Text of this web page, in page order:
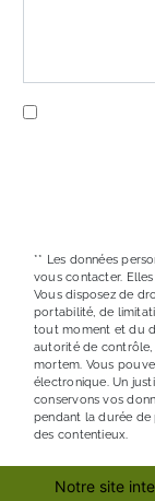
** Les données
vous contacter.
Vous disposez de
portabilité, de
tout moment et du
autorité de contrôle,
mortem. Vous
électronique. Un
conservons vos
pendant la durée
des contentieux.
Notre site